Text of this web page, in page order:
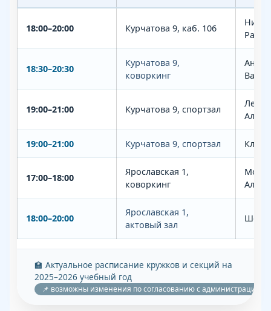
18:00–20:00 Курчатова 9, каб. 106
18:30–20:30
Курчатова 9,
коворкинг
19:00–21:00 Курчатова 9, спортзал
19:00–21:00 Курчатова 9, спортзал
17:00–18:00
Ярославская 1,
коворкинг
18:00–20:00
Ярославская 1,
актовый зал
🏫 Актуальное расписание кружков и секций на
2025–2026 учебный год
📌 возможны изменения по согласованию с администрацией